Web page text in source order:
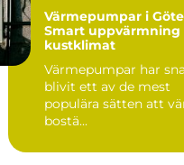
Värmepumpar i
Smart uppvärmning
kustklimat
Värmepumpar har
blivit ett av de mest
populära sätten att
bostä...